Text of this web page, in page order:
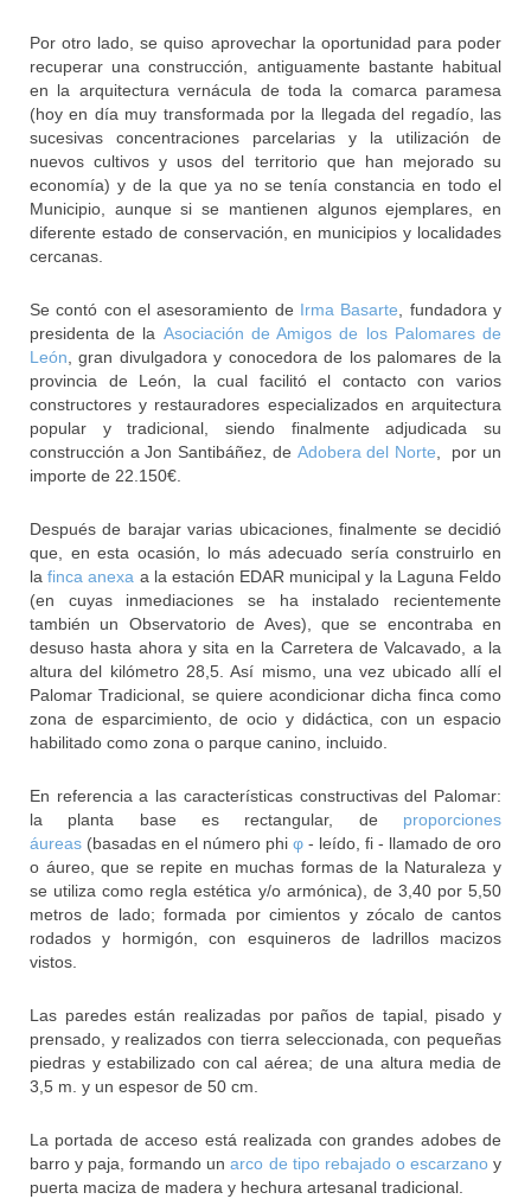
Por otro lado, se quiso aprovechar la oportunidad para poder
recuperar una construcción, antiguamente bastante habitual
en la arquitectura vernácula de toda la comarca paramesa
(hoy en día muy transformada por la llegada del regadío, las
sucesivas concentraciones parcelarias y la utilización de
nuevos cultivos y usos del territorio que han mejorado su
economía) y de la que ya no se tenía constancia en todo el
Municipio, aunque si se mantienen algunos ejemplares, en
diferente estado de conservación, en municipios y localidades
cercanas.
Se contó con el asesoramiento de Irma Basarte, fundadora y
presidenta de la Asociación de Amigos de los Palomares de
León, gran divulgadora y conocedora de los palomares de la
provincia de León, la cual facilitó el contacto con varios
constructores y restauradores especializados en arquitectura
popular y tradicional, siendo finalmente adjudicada su
construcción a Jon Santibáñez, de Adobera del Norte, por un
importe de 22.150€.
Después de barajar varias ubicaciones, finalmente se decidió
que, en esta ocasión, lo más adecuado sería construirlo en
lafinca anexa a la estación EDAR municipal y la Laguna Feldo
(en cuyas inmediaciones se ha instalado recientemente
también un Observatorio de Aves), que se encontraba en
desuso hasta ahora y sita en la Carretera de Valcavado, a la
altura del kilómetro 28,5. Así mismo, una vez ubicado allí el
Palomar Tradicional, se quiere acondicionar dicha finca como
zona de esparcimiento, de ocio y didáctica, con un espacio
habilitado como zona o parque canino, incluido.
En referencia a las características constructivas del Palomar:
la planta base es rectangular, de proporciones
áureas (basadas en el número phi φ - leído, fi - llamado de oro
o áureo, que se repite en muchas formas de la Naturaleza y
se utiliza como regla estética y/o armónica), de 3,40 por 5,50
metros de lado; formada por cimientos y zócalo de cantos
rodados y hormigón, con esquineros de ladrillos macizos
vistos.
Las paredes están realizadas por paños de tapial, pisado y
prensado, y realizados con tierra seleccionada, con pequeñas
piedras y estabilizado con cal aérea; de una altura media de
3,5 m. y un espesor de 50 cm.
La portada de acceso está realizada con grandes adobes de
barro y paja, formando unarco de tipo rebajado o escarzanoy
puerta maciza de madera y hechura artesanal tradicional.